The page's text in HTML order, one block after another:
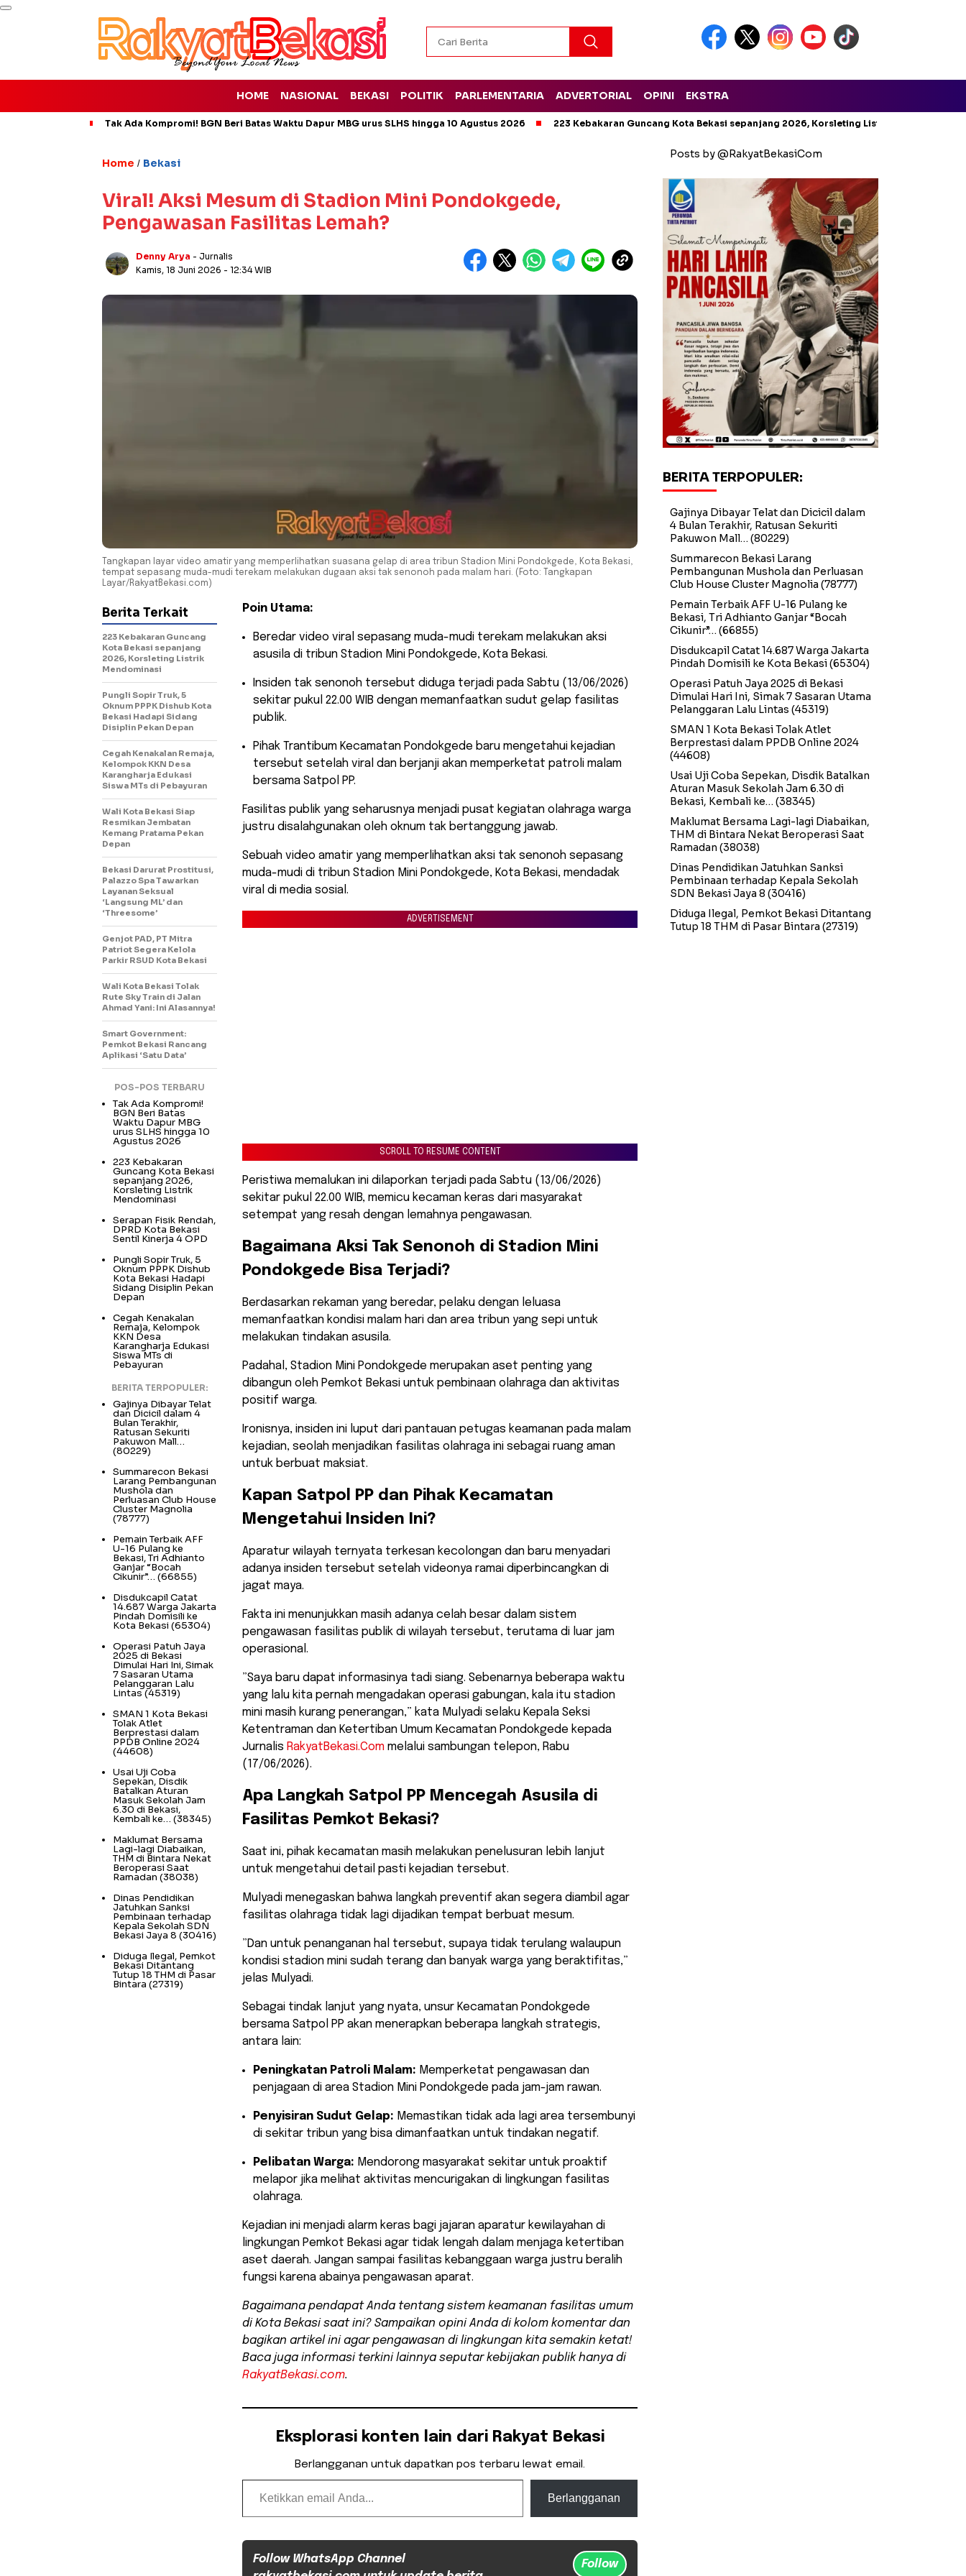
HOME NASIONAL BEKASI POLITIK PARLEMENTARIA ADVERTORIAL OPINI EKSTRA
Tak Ada Kompromi! BGN Beri Batas Waktu Dapur MBG urus SLHS hingga 10 Agustus 2026 223 Kebakaran Guncang Kota Bekasi sepanjang 2026, Korsleting Listrik Mendominasi
Home / Bekasi
Viral! Aksi Mesum di Stadion Mini Pondokgede,
Pengawasan Fasilitas Lemah?
Denny Arya - Jurnalis
Kamis, 18 Juni 2026 - 12:34 WIB
Tangkapan layar video amatir yang memperlihatkan suasana gelap di area tribun Stadion Mini Pondokgede, Kota Bekasi,
tempat sepasang muda-mudi terekam melakukan dugaan aksi tak senonoh pada malam hari. (Foto: Tangkapan
Layar/RakyatBekasi.com)
Poin Utama:
​Beredar video viral sepasang muda-mudi terekam melakukan aksi
asusila di tribun Stadion Mini Pondokgede, Kota Bekasi.
​Insiden tak senonoh tersebut diduga terjadi pada Sabtu (13/06/2026)
sekitar pukul 22.00 WIB dengan memanfaatkan sudut gelap fasilitas
publik.
​Pihak Trantibum Kecamatan Pondokgede baru mengetahui kejadian
tersebut setelah viral dan berjanji akan memperketat patroli malam
bersama Satpol PP.
​Fasilitas publik yang seharusnya menjadi pusat kegiatan olahraga warga
justru disalahgunakan oleh oknum tak bertanggung jawab.
Sebuah video amatir yang memperlihatkan aksi tak senonoh sepasang
muda-mudi di tribun Stadion Mini Pondokgede, Kota Bekasi, mendadak
viral di media sosial.
ADVERTISEMENT
SCROLL TO RESUME CONTENT
Peristiwa memalukan ini dilaporkan terjadi pada Sabtu (13/06/2026)
sekitar pukul 22.00 WIB, memicu kecaman keras dari masyarakat
setempat yang resah dengan lemahnya pengawasan.
​Bagaimana Aksi Tak Senonoh di Stadion Mini
Pondokgede Bisa Terjadi?
​Berdasarkan rekaman yang beredar, pelaku dengan leluasa
memanfaatkan kondisi malam hari dan area tribun yang sepi untuk
melakukan tindakan asusila.
Padahal, Stadion Mini Pondokgede merupakan aset penting yang
dibangun oleh Pemkot Bekasi untuk pembinaan olahraga dan aktivitas
positif warga.
Ironisnya, insiden ini luput dari pantauan petugas keamanan pada malam
kejadian, seolah menjadikan fasilitas olahraga ini sebagai ruang aman
untuk berbuat maksiat.
​Kapan Satpol PP dan Pihak Kecamatan
Mengetahui Insiden Ini?
​Aparatur wilayah ternyata terkesan kecolongan dan baru menyadari
adanya insiden tersebut setelah videonya ramai diperbincangkan di
jagat maya.
Fakta ini menunjukkan masih adanya celah besar dalam sistem
pengawasan fasilitas publik di wilayah tersebut, terutama di luar jam
operasional.
​”Saya baru dapat informasinya tadi siang. Sebenarnya beberapa waktu
yang lalu kita pernah mengadakan operasi gabungan, kala itu stadion
mini masih kurang penerangan,” kata Mulyadi selaku Kepala Seksi
Ketentraman dan Ketertiban Umum Kecamatan Pondokgede kepada
Jurnalis RakyatBekasi.Com melalui sambungan telepon, Rabu
(17/06/2026).
​Apa Langkah Satpol PP Mencegah Asusila di
Fasilitas Pemkot Bekasi?
​Saat ini, pihak kecamatan masih melakukan penelusuran lebih lanjut
untuk mengetahui detail pasti kejadian tersebut.
Mulyadi menegaskan bahwa langkah preventif akan segera diambil agar
fasilitas olahraga tidak lagi dijadikan tempat berbuat mesum.
​”Dan untuk penanganan hal tersebut, supaya tidak terulang walaupun
kondisi stadion mini sudah terang dan banyak warga yang beraktifitas,”
jelas Mulyadi.
​Sebagai tindak lanjut yang nyata, unsur Kecamatan Pondokgede
bersama Satpol PP akan menerapkan beberapa langkah strategis,
antara lain:
Peningkatan Patroli Malam: Memperketat pengawasan dan
penjagaan di area Stadion Mini Pondokgede pada jam-jam rawan.
Penyisiran Sudut Gelap: Memastikan tidak ada lagi area tersembunyi
di sekitar tribun yang bisa dimanfaatkan untuk tindakan negatif.
Pelibatan Warga: Mendorong masyarakat sekitar untuk proaktif
melapor jika melihat aktivitas mencurigakan di lingkungan fasilitas
olahraga.
​Kejadian ini menjadi alarm keras bagi jajaran aparatur kewilayahan di
lingkungan Pemkot Bekasi agar tidak lengah dalam menjaga ketertiban
aset daerah. Jangan sampai fasilitas kebanggaan warga justru beralih
fungsi karena abainya pengawasan aparat.
Bagaimana pendapat Anda tentang sistem keamanan fasilitas umum
di Kota Bekasi saat ini? Sampaikan opini Anda di kolom komentar dan
bagikan artikel ini agar pengawasan di lingkungan kita semakin ketat!
Baca juga informasi terkini lainnya seputar kebijakan publik hanya di
RakyatBekasi.com.
Eksplorasi konten lain dari Rakyat Bekasi
Berlangganan untuk dapatkan pos terbaru lewat email.
Ketikkan email Anda...
Berlangganan
Follow WhatsApp Channel
Follow
Berita Terkait
223 Kebakaran Guncang
Kota Bekasi sepanjang
2026, Korsleting Listrik
Mendominasi
Pungli Sopir Truk, 5
Oknum PPPK Dishub Kota
Bekasi Hadapi Sidang
Disiplin Pekan Depan
Cegah Kenakalan Remaja,
Kelompok KKN Desa
Karangharja Edukasi
Siswa MTs di Pebayuran
Wali Kota Bekasi Siap
Resmikan Jembatan
Kemang Pratama Pekan
Depan
Bekasi Darurat Prostitusi,
Palazzo Spa Tawarkan
Layanan Seksual
‘Langsung ML’ dan
‘Threesome’
Genjot PAD, PT Mitra
Patriot Segera Kelola
Parkir RSUD Kota Bekasi
Wali Kota Bekasi Tolak
Rute Sky Train di Jalan
Ahmad Yani: Ini Alasannya!
Smart Government:
Pemkot Bekasi Rancang
Aplikasi ‘Satu Data’
POS-POS TERBARU
Tak Ada Kompromi!
BGN Beri Batas
Waktu Dapur MBG
urus SLHS hingga 10
Agustus 2026
223 Kebakaran
Guncang Kota Bekasi
sepanjang 2026,
Korsleting Listrik
Mendominasi
Serapan Fisik Rendah,
DPRD Kota Bekasi
Sentil Kinerja 4 OPD
Pungli Sopir Truk, 5
Oknum PPPK Dishub
Kota Bekasi Hadapi
Sidang Disiplin Pekan
Depan
Cegah Kenakalan
Remaja, Kelompok
KKN Desa
Karangharja Edukasi
Siswa MTs di
Pebayuran
BERITA TERPOPULER:
Gajinya Dibayar Telat
dan Dicicil dalam 4
Bulan Terakhir,
Ratusan Sekuriti
Pakuwon Mall…
(80229)
Summarecon Bekasi
Larang Pembangunan
Mushola dan
Perluasan Club House
Cluster Magnolia
(78777)
Pemain Terbaik AFF
U-16 Pulang ke
Bekasi, Tri Adhianto
Ganjar “Bocah
Cikunir”… (66855)
Disdukcapil Catat
14.687 Warga Jakarta
Pindah Domisili ke
Kota Bekasi (65304)
Operasi Patuh Jaya
2025 di Bekasi
Dimulai Hari Ini, Simak
7 Sasaran Utama
Pelanggaran Lalu
Lintas(45319)
SMAN 1 Kota Bekasi
Tolak Atlet
Berprestasi dalam
PPDB Online 2024
(44608)
Usai Uji Coba
Sepekan, Disdik
Batalkan Aturan
Masuk Sekolah Jam
6.30 di Bekasi,
Kembali ke… (38345)
Maklumat Bersama
Lagi-lagi Diabaikan,
THM di Bintara Nekat
Beroperasi Saat
Ramadan (38038)
Dinas Pendidikan
Jatuhkan Sanksi
Pembinaan terhadap
Kepala Sekolah SDN
Bekasi Jaya 8 (30416)
Diduga Ilegal, Pemkot
Bekasi Ditantang
Tutup 18 THM di Pasar
Bintara (27319)
Posts by @RakyatBekasiCom
BERITA TERPOPULER:
Gajinya Dibayar Telat dan Dicicil dalam
4 Bulan Terakhir, Ratusan Sekuriti
Pakuwon Mall… (80229)
Summarecon Bekasi Larang
Pembangunan Mushola dan Perluasan
Club House Cluster Magnolia (78777)
Pemain Terbaik AFF U-16 Pulang ke
Bekasi, Tri Adhianto Ganjar “Bocah
Cikunir”… (66855)
Disdukcapil Catat 14.687 Warga Jakarta
Pindah Domisili ke Kota Bekasi(65304)
Operasi Patuh Jaya 2025 di Bekasi
Dimulai Hari Ini, Simak 7 Sasaran Utama
Pelanggaran Lalu Lintas (45319)
SMAN 1 Kota Bekasi Tolak Atlet
Berprestasi dalam PPDB Online 2024
(44608)
Usai Uji Coba Sepekan, Disdik Batalkan
Aturan Masuk Sekolah Jam 6.30 di
Bekasi, Kembali ke… (38345)
Maklumat Bersama Lagi-lagi Diabaikan,
THM di Bintara Nekat Beroperasi Saat
Ramadan (38038)
Dinas Pendidikan Jatuhkan Sanksi
Pembinaan terhadap Kepala Sekolah
SDN Bekasi Jaya 8 (30416)
Diduga Ilegal, Pemkot Bekasi Ditantang
Tutup 18 THM di Pasar Bintara (27319)